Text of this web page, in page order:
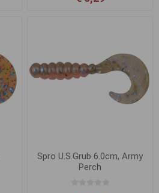
Spro U.S.Grub 6.0cm, Army
Perch